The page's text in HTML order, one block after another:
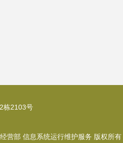
栋2103号
营部 信息系统运行维护服务 版权所有